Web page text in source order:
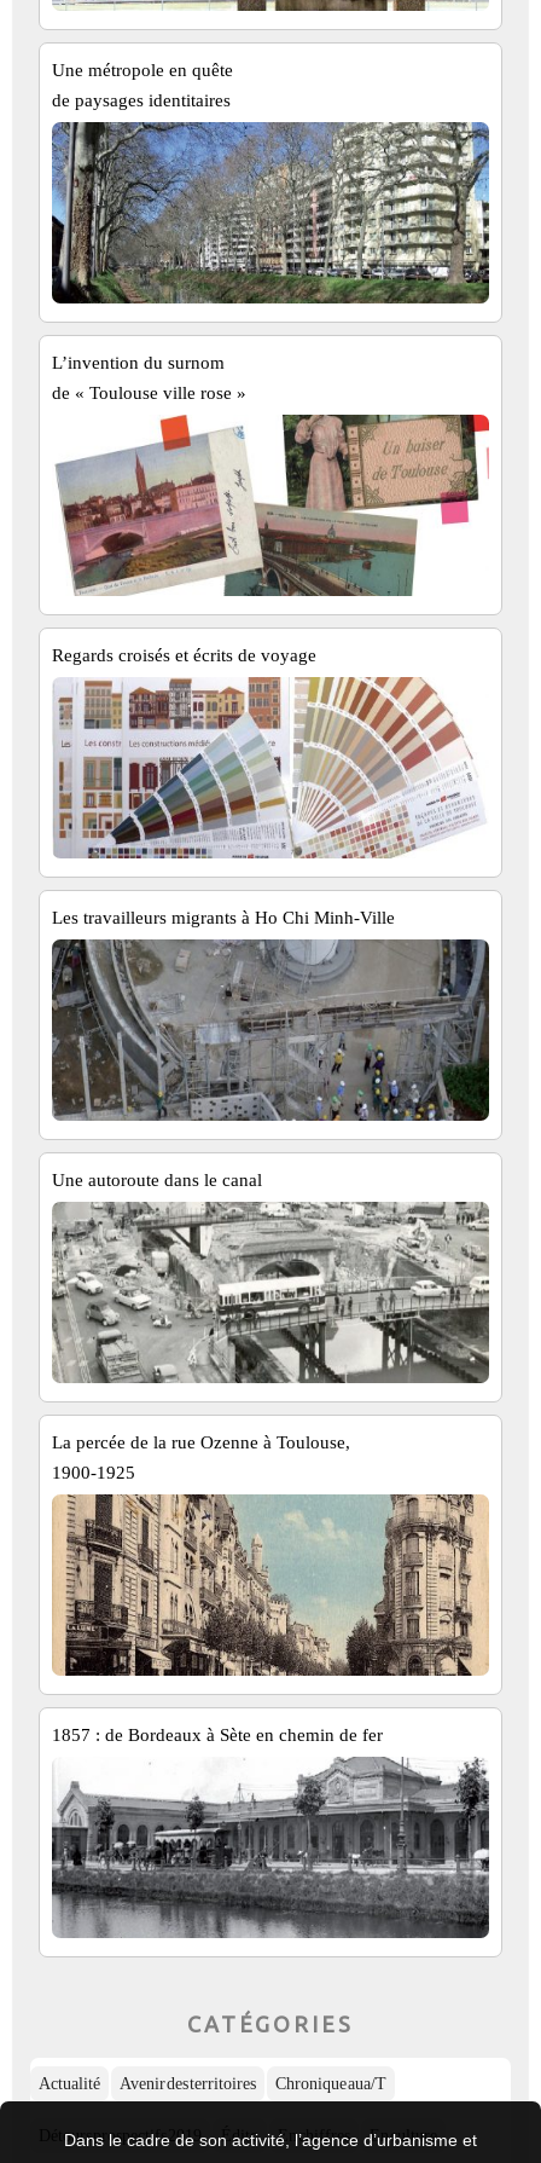
Une métropole en quête
de paysages identitaires
L’invention du surnom
de « Toulouse ville rose »
Regards croisés et écrits de voyage
Les travailleurs migrants à Ho Chi Minh-Ville
Une autoroute dans le canal
La percée de la rue Ozenne à Toulouse,
1900-1925
1857 : de Bordeaux à Sète en chemin de fer
CATÉGORIES
Actualité Avenir des territoires Chronique aua/T
Détours prospectifs 2019 Édito En chiffres En culture
Dans le cadre de son activité, l’agence d’urbanisme et